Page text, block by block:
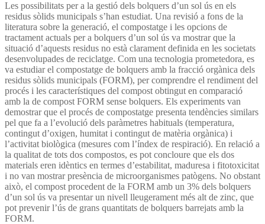
Les possibilitats per a la gestió dels bolquers d’un sol ús en els
residus sòlids municipals s’han estudiat. Una revisió a fons de la
literatura sobre la generació, el compostatge i les opcions de
tractament actuals per a bolquers d’un sol ús va mostrar que la
situació d’aquests residus no està clarament definida en les societats
desenvolupades de reciclatge. Com una tecnologia prometedora, es
va estudiar el compostatge de bolquers amb la fracció orgànica dels
residus sòlids municipals (FORM), per comprendre el rendiment del
procés i les característiques del compost obtingut en comparació
amb la de compost FORM sense bolquers. Els experiments van
demostrar que el procés de compostatge presenta tendències similars
pel que fa a l’evolució dels paràmetres habituals (temperatura,
contingut d’oxigen, humitat i contingut de matèria orgànica) i
l’activitat biològica (mesures com l’índex de respiració). En relació a
la qualitat de tots dos compostos, es pot concloure que els dos
materials eren idèntics en termes d’estabilitat, maduresa i fitotoxicitat
i no van mostrar presència de microorganismes patògens. No obstant
això, el compost procedent de la FORM amb un 3% dels bolquers
d’un sol ús va presentar un nivell lleugerament més alt de zinc, que
pot prevenir l’ús de grans quantitats de bolquers barrejats amb la
FORM.